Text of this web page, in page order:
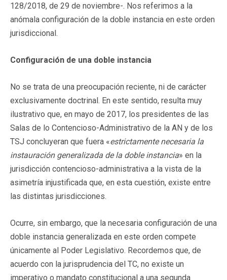
128/2018, de 29 de noviembre-. Nos referimos a la
anómala configuración de la doble instancia en este orden
jurisdiccional.
Configuración de una doble instancia
No se trata de una preocupación reciente, ni de carácter
exclusivamente doctrinal. En este sentido, resulta muy
ilustrativo que, en mayo de 2017, los presidentes de las
Salas de lo Contencioso-Administrativo de la AN y de los
TSJ concluyeran que fuera «estrictamente necesaria la
instauración generalizada de la doble instancia» en la
jurisdicción contencioso-administrativa a la vista de la
asimetría injustificada que, en esta cuestión, existe entre
las distintas jurisdicciones.
Ocurre, sin embargo, que la necesaria configuración de una
doble instancia generalizada en este orden compete
únicamente al Poder Legislativo. Recordemos que, de
acuerdo con la jurisprudencia del TC, no existe un
imperativo o mandato constitucional a una segunda